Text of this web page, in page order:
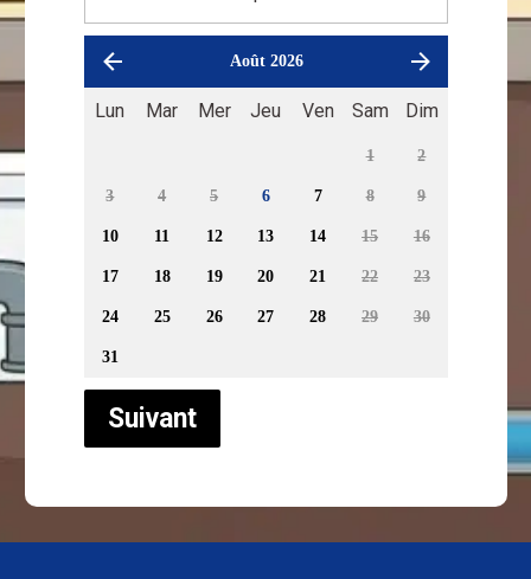
Août 2026
Lun Mar Mer Jeu Ven Sam Dim
1 2
3 4 5 6 7 8 9
10 11 12 13 14 15 16
17 18 19 20 21 22 23
24 25 26 27 28 29 30
31
Suivant